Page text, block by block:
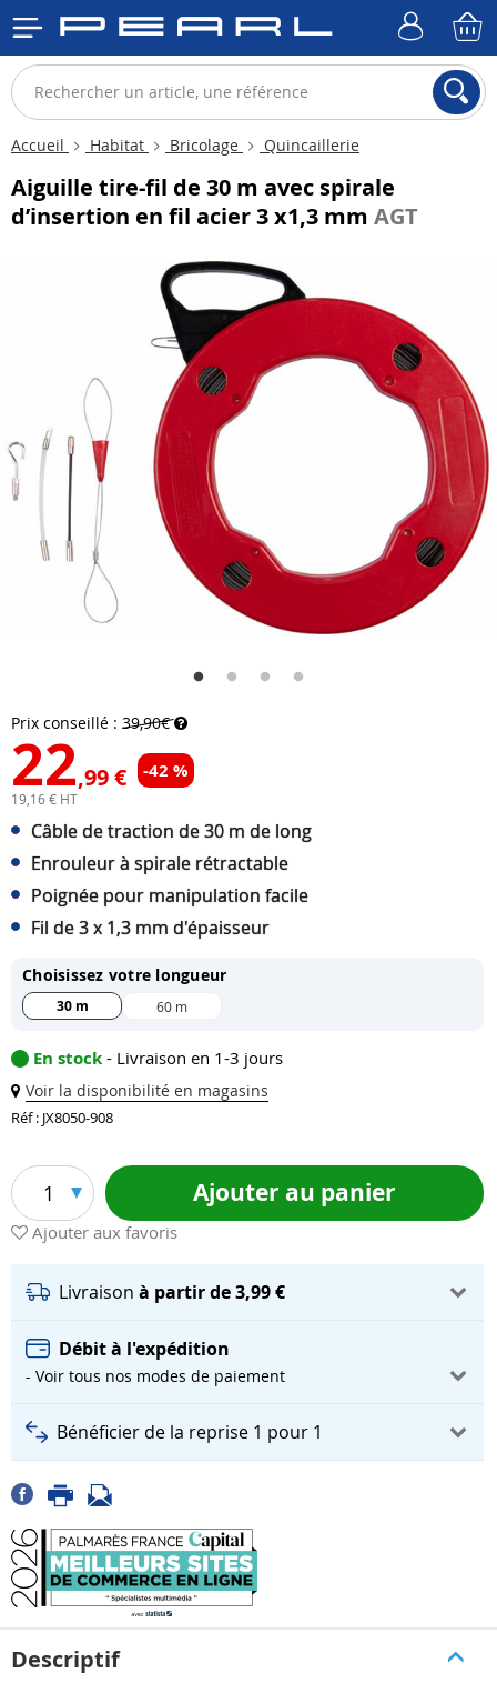
Accueil Habitat Bricolage Quincaillerie
Aiguille tire-fil de 30 m avec spirale
d’insertion en fil acier 3 x1,3 mm AGT
Prix conseillé : 39,90€
22,99 € -42 %
19,16 € HT
Câble de traction de 30 m de long
Enrouleur à spirale rétractable
Poignée pour manipulation facile
Fil de 3 x 1,3 mm d'épaisseur
Choisissez votre longueur
30 m 60 m
En stock - Livraison en 1-3 jours
Voir la disponibilité en magasins
Réf : JX8050-908
1 Ajouter au panier
Ajouter aux favoris
Livraison à partir de 3,99 €
Débit à l'expédition
- Voir tous nos modes de paiement
Bénéficier de la reprise 1 pour 1
Descriptif